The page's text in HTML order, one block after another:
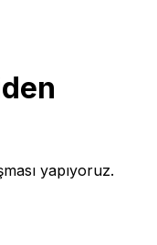
yapıyoruz.